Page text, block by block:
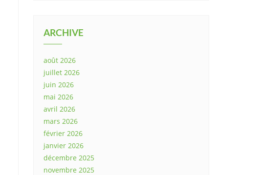
ARCHIVE
août 2026
juillet 2026
juin 2026
mai 2026
avril 2026
mars 2026
février 2026
janvier 2026
décembre 2025
novembre 2025